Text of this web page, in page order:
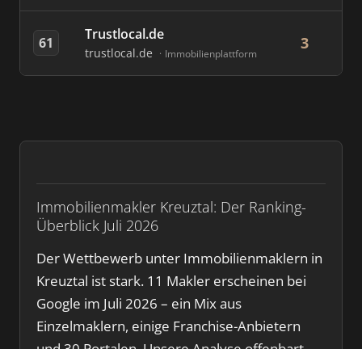
Immobilienmakler Kreuztal: Der Ranking-
Überblick Juli 2026
Der Wettbewerb unter Immobilienmaklern in
Kreuztal ist stark. 11 Makler erscheinen bei
Google im Juli 2026 – ein Mix aus
Einzelmaklern, einige Franchise-Anbietern
61 Trustlocal.de
trustlocal.de Immobilienplattform
3